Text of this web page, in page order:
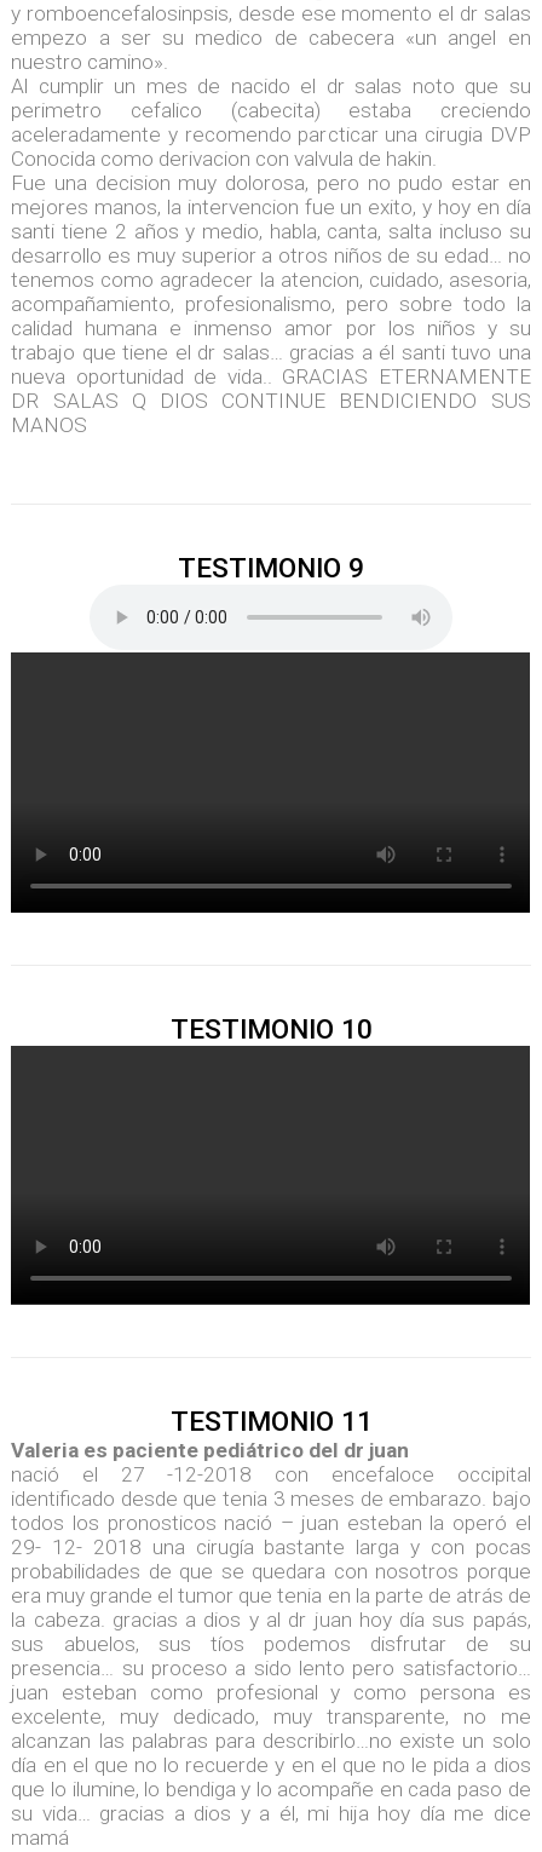
y romboencefalosinpsis, desde ese momento el dr salas
empezo a ser su medico de cabecera «un angel en
nuestro camino».
Al cumplir un mes de nacido el dr salas noto que su
perimetro cefalico (cabecita) estaba creciendo
aceleradamente y recomendo parcticar una cirugia DVP
Conocida como derivacion con valvula de hakin.
Fue una decision muy dolorosa, pero no pudo estar en
mejores manos, la intervencion fue un exito, y hoy en día
santi tiene 2 años y medio, habla, canta, salta incluso su
desarrollo es muy superior a otros niños de su edad… no
tenemos como agradecer la atencion, cuidado, asesoria,
acompañamiento, profesionalismo, pero sobre todo la
calidad humana e inmenso amor por los niños y su
trabajo que tiene el dr salas… gracias a él santi tuvo una
nueva oportunidad de vida.. GRACIAS ETERNAMENTE
DR SALAS Q DIOS CONTINUE BENDICIENDO SUS
MANOS
TESTIMONIO 9
TESTIMONIO 10
TESTIMONIO 11
Valeria es paciente pediátrico del dr juan
nació el 27 -12-2018 con encefaloce occipital
identificado desde que tenia 3 meses de embarazo. bajo
todos los pronosticos nació – juan esteban la operó el
29- 12- 2018 una cirugía bastante larga y con pocas
probabilidades de que se quedara con nosotros porque
era muy grande el tumor que tenia en la parte de atrás de
la cabeza. gracias a dios y al dr juan hoy día sus papás,
sus abuelos, sus tíos podemos disfrutar de su
presencia… su proceso a sido lento pero satisfactorio…
juan esteban como profesional y como persona es
excelente, muy dedicado, muy transparente, no me
alcanzan las palabras para describirlo…no existe un solo
día en el que no lo recuerde y en el que no le pida a dios
que lo ilumine, lo bendiga y lo acompañe en cada paso de
su vida… gracias a dios y a él, mi hija hoy día me dice
mamá